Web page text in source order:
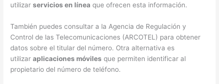
utilizarservicios en línea que ofrecen esta información.
También puedes consultar a la Agencia de Regulación y
Control de las Telecomunicaciones (ARCOTEL) para obtener
datos sobre el titular del número. Otra alternativa es
utilizaraplicaciones móviles que permiten identificar al
propietario del número de teléfono.